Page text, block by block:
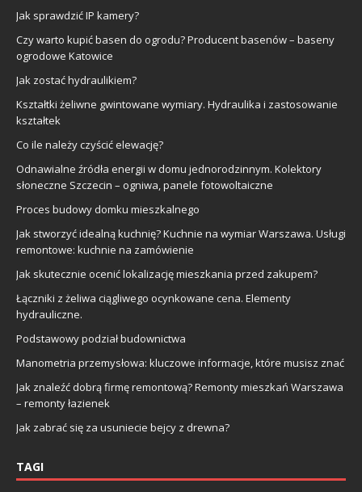
Jak sprawdzić IP kamery?
Czy warto kupić basen do ogrodu? Producent basenów – baseny
ogrodowe Katowice
Jak zostać hydraulikiem?
Kształtki żeliwne gwintowane wymiary. Hydraulika i zastosowanie
kształtek
Co ile należy czyścić elewację?
Odnawialne źródła energii w domu jednorodzinnym. Kolektory
słoneczne Szczecin – ogniwa, panele fotowoltaiczne
Proces budowy domku mieszkalnego
Jak stworzyć idealną kuchnię? Kuchnie na wymiar Warszawa. Usługi
remontowe: kuchnie na zamówienie
Jak skutecznie ocenić lokalizację mieszkania przed zakupem?
Łączniki z żeliwa ciągliwego ocynkowane cena. Elementy
hydrauliczne.
Podstawowy podział budownictwa
Manometria przemysłowa: kluczowe informacje, które musisz znać
Jak znaleźć dobrą firmę remontową? Remonty mieszkań Warszawa
– remonty łazienek
Jak zabrać się za usuniecie bejcy z drewna?
TAGI